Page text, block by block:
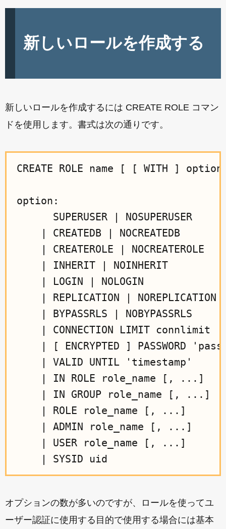
新しいロールを作成する
新しいロールを作成するには CREATE ROLE コマン
ドを使用します。書式は次の通りです。
CREATE ROLE name [ [ WITH ]
option:
      SUPERUSER | NOSUPERUSER
    | CREATEDB | NOCREATEDB
    | CREATEROLE | NOCREATEROLE
    | INHERIT | NOINHERIT
    | LOGIN | NOLOGIN
    | REPLICATION | NOREPLICATION
    | BYPASSRLS | NOBYPASSRLS
    | CONNECTION LIMIT connlimit
| [ ENCRYPTED ] PASSWORD
    | VALID UNTIL 'timestamp'
    | IN ROLE role_name [, ...]
    | IN GROUP role_name [, ...]
    | ROLE role_name [, ...]
    | ADMIN role_name [, ...]
    | USER role_name [, ...]
オプションの数が多いのですが、ロールを使ってユ
ーザー認証に使用する目的で使用する場合には基本